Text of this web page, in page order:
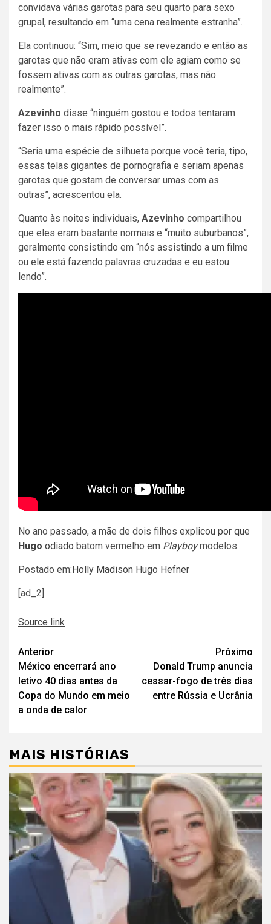
convidava várias garotas para seu quarto para sexo
grupal, resultando em “uma cena realmente estranha”.
Ela continuou: “Sim, meio que se revezando e então as
garotas que não eram ativas com ele agiam como se
fossem ativas com as outras garotas, mas não
realmente”.
Azevinho disse “ninguém gostou e todos tentaram
fazer isso o mais rápido possível”.
“Seria uma espécie de silhueta porque você teria, tipo,
essas telas gigantes de pornografia e seriam apenas
garotas que gostam de conversar umas com as
outras”, acrescentou ela.
Quanto às noites individuais, Azevinho compartilhou
que eles eram bastante normais e “muito suburbanos”,
geralmente consistindo em “nós assistindo a um filme
ou ele está fazendo palavras cruzadas e eu estou
lendo”.
No ano passado, a mãe de dois filhos explicou por que
Hugo odiado batom vermelho em Playboymodelos.
Postado em:Holly Madison Hugo Hefner
[ad_2]
Source link
Navegação
de
artigos
Anterior
México encerrará ano
letivo 40 dias antes da
Copa do Mundo em meio
a onda de calor
Próximo
Donald Trump anuncia
cessar-fogo de três dias
entre Rússia e Ucrânia
MAIS HISTÓRIAS